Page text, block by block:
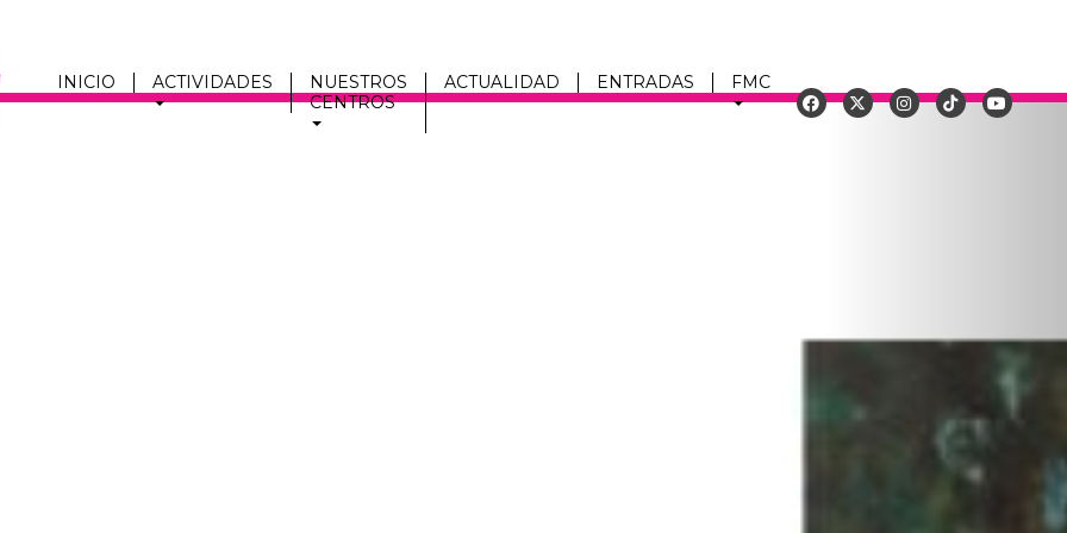
INICIO ACTIVIDADES
NUESTROS
CENTROS
ACTUALIDAD ENTRADAS FMC
Siguiente